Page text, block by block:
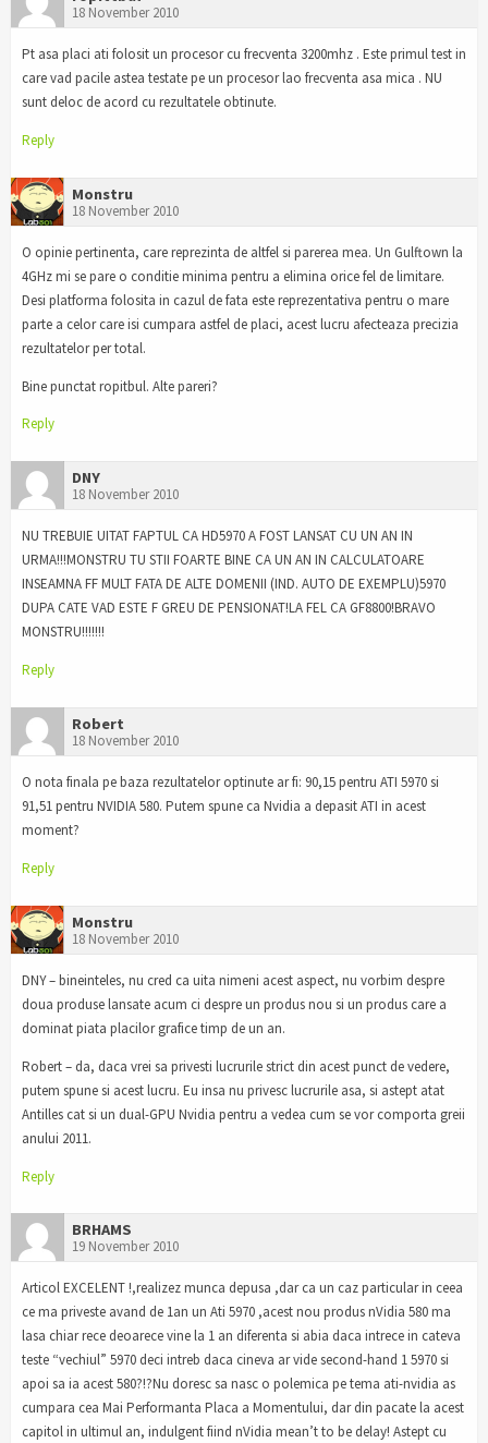
18 November 2010
Pt asa placi ati folosit un procesor cu frecventa 3200mhz . Este primul test in
care vad pacile astea testate pe un procesor lao frecventa asa mica . NU
sunt deloc de acord cu rezultatele obtinute.
Reply
Monstru
18 November 2010
O opinie pertinenta, care reprezinta de altfel si parerea mea. Un Gulftown la
4GHz mi se pare o conditie minima pentru a elimina orice fel de limitare.
Desi platforma folosita in cazul de fata este reprezentativa pentru o mare
parte a celor care isi cumpara astfel de placi, acest lucru afecteaza precizia
rezultatelor per total.
Bine punctat ropitbul. Alte pareri?
Reply
DNY
18 November 2010
NU TREBUIE UITAT FAPTUL CA HD5970 A FOST LANSAT CU UN AN IN
URMA!!!MONSTRU TU STII FOARTE BINE CA UN AN IN CALCULATOARE
INSEAMNA FF MULT FATA DE ALTE DOMENII (IND. AUTO DE EXEMPLU)5970
DUPA CATE VAD ESTE F GREU DE PENSIONAT!LA FEL CA GF8800!BRAVO
MONSTRU!!!!!!!
Reply
Robert
18 November 2010
O nota finala pe baza rezultatelor optinute ar fi: 90,15 pentru ATI 5970 si
91,51 pentru NVIDIA 580. Putem spune ca Nvidia a depasit ATI in acest
moment?
Reply
Monstru
18 November 2010
DNY – bineinteles, nu cred ca uita nimeni acest aspect, nu vorbim despre
doua produse lansate acum ci despre un produs nou si un produs care a
dominat piata placilor grafice timp de un an.
Robert – da, daca vrei sa privesti lucrurile strict din acest punct de vedere,
putem spune si acest lucru. Eu insa nu privesc lucrurile asa, si astept atat
Antilles cat si un dual-GPU Nvidia pentru a vedea cum se vor comporta greii
anului 2011.
Reply
BRHAMS
19 November 2010
Articol EXCELENT !,realizez munca depusa ,dar ca un caz particular in ceea
ce ma priveste avand de 1an un Ati 5970 ,acest nou produs nVidia 580 ma
lasa chiar rece deoarece vine la 1 an diferenta si abia daca intrece in cateva
teste “vechiul” 5970 deci intreb daca cineva ar vide second-hand 1 5970 si
apoi sa ia acest 580?!?Nu doresc sa nasc o polemica pe tema ati-nvidia as
cumpara cea Mai Performanta Placa a Momentului, dar din pacate la acest
capitol in ultimul an, indulgent fiind nVidia mean’t to be delay! Astept cu